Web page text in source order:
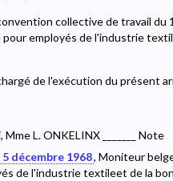
collective de travail du
pour employés de l'industrie
de l'exécution du présent
L. ONKELINX _______ Note
5 décembre 1968, Moniteur
de l'industrie textileet de la